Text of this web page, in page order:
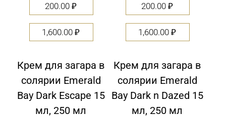
200.00₽
1,600.00₽
Крем для загара в
солярии Emerald
Bay Dark Escape 15
мл, 250 мл
200.00₽
1,600.00₽
Крем для загара в
солярии Emerald
Bay Dark n Dazed 15
мл, 250 мл